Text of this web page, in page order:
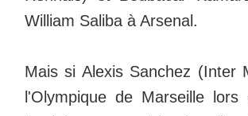
William Saliba à Arsenal.
Mais si Alexis Sanchez (Inter
l'Olympique de Marseille lors